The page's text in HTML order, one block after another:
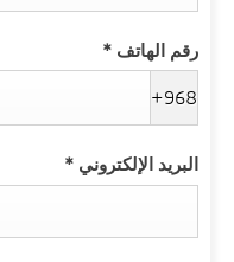
رقم الهاتف*
+968
البريد الإلكتروني*